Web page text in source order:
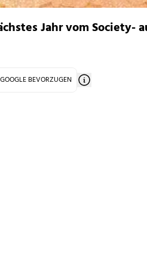
Jahr vom Society-
BEVORZUGEN